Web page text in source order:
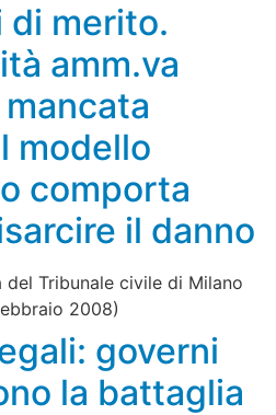
di merito.
amm.va
modello
comporta
il danno
Tribunale civile di Milano
2008)
governi
la battaglia